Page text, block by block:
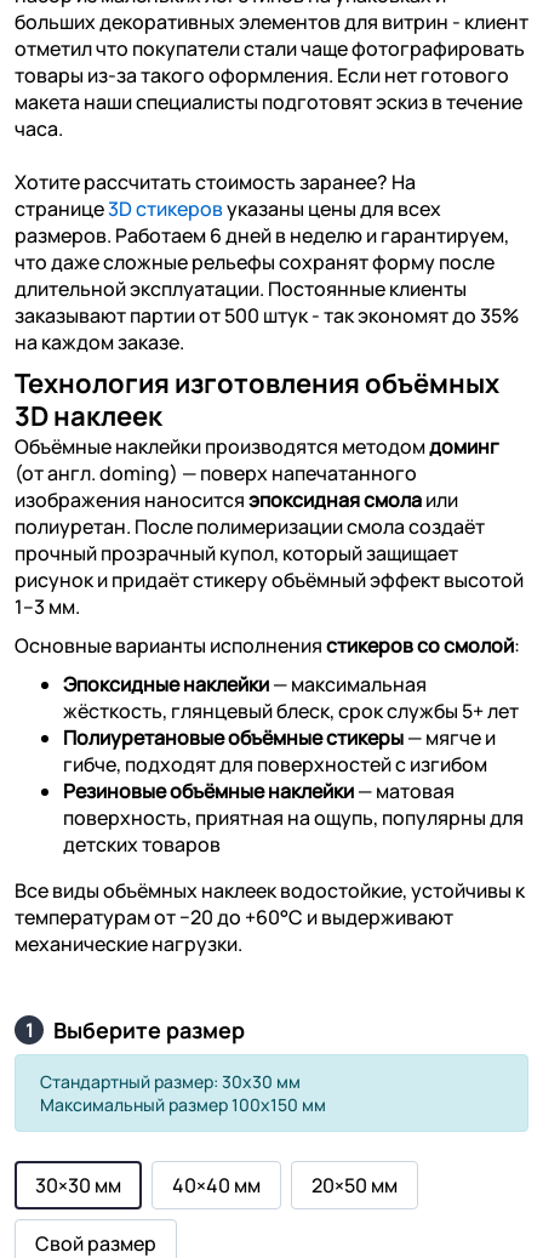
больших декоративных элементов для витрин - клиент
отметил что покупатели стали чаще фотографировать
товары из-за такого оформления. Если нет готового
макета наши специалисты подготовят эскиз в течение
часа.
Хотите рассчитать стоимость заранее? На
странице3D стикеровуказаны цены для всех
размеров. Работаем 6 дней в неделю и гарантируем,
что даже сложные рельефы сохранят форму после
длительной эксплуатации. Постоянные клиенты
заказывают партии от 500 штук - так экономят до 35%
на каждом заказе.
Технология изготовления объёмных
3D наклеек
Объёмные наклейки производятся методомдоминг
(от англ. doming) — поверх напечатанного
изображения наноситсяэпоксидная смолаили
полиуретан. После полимеризации смола создаёт
прочный прозрачный купол, который защищает
рисунок и придаёт стикеру объёмный эффект высотой
1–3 мм.
Основные варианты исполнениястикеров со смолой:
Эпоксидные наклейки— максимальная
жёсткость, глянцевый блеск, срок службы 5+ лет
Полиуретановые объёмные стикеры— мягче и
гибче, подходят для поверхностей с изгибом
Резиновые объёмные наклейки— матовая
поверхность, приятная на ощупь, популярны для
детских товаров
Все виды объёмных наклеек водостойкие, устойчивы к
температурам от −20 до +60°C и выдерживают
механические нагрузки.
1 Выберите размер
Стандартный размер: 30х30 мм
Максимальный размер 100х150 мм
30×30 мм 40×40 мм 20×50 мм
Свой размер